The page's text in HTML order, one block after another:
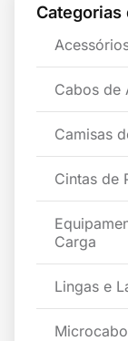
Cabos de
Camisas
Cintas de
Carga
Lingas e